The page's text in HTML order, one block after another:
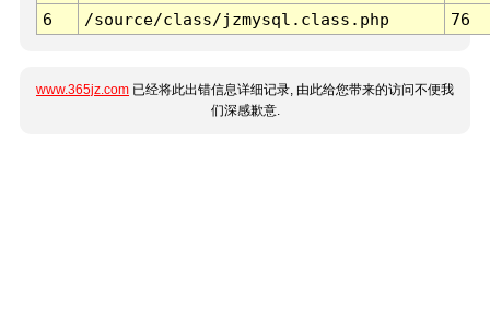
6
/source/class/jzmysql.class.php 76
www.365jz.com 已经将此出错信息详细记录, 由此给您带来的访问不便我
们深感歉意.